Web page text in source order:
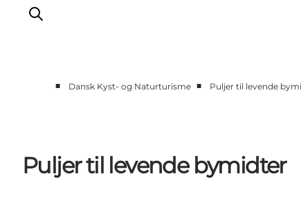
Vidensbank
Om os
■ Dansk Kyst- og Naturturisme ■ Puljer til levende
Puljer til levende bymidter